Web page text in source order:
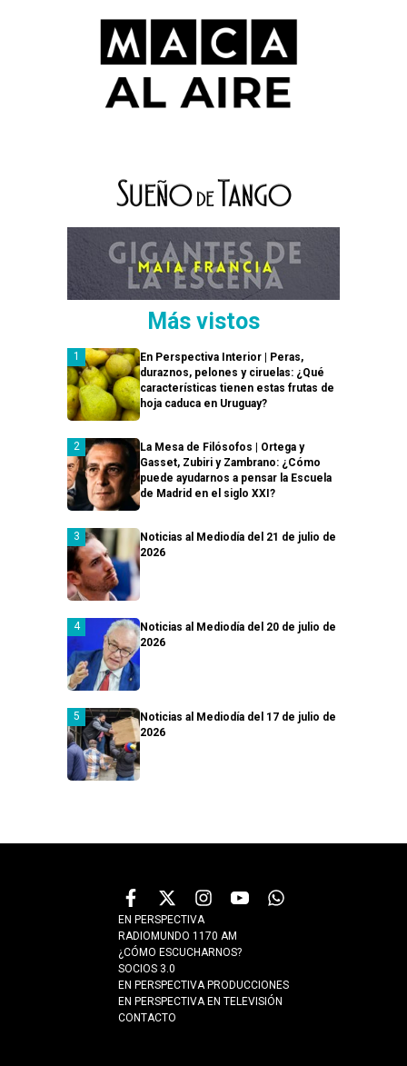
Más vistos
En Perspectiva Interior | Peras,
duraznos, pelones y ciruelas: ¿Qué
características tienen estas frutas de
hoja caduca en Uruguay?
La Mesa de Filósofos | Ortega y
Gasset, Zubiri y Zambrano: ¿Cómo
puede ayudarnos a pensar la Escuela
de Madrid en el siglo XXI?
Noticias al Mediodía del 21 de julio de
2026
Noticias al Mediodía del 20 de julio de
2026
Noticias al Mediodía del 17 de julio de
2026
EN PERSPECTIVA
RADIOMUNDO 1170 AM
¿CÓMO ESCUCHARNOS?
SOCIOS 3.0
EN PERSPECTIVA PRODUCCIONES
EN PERSPECTIVA EN TELEVISIÓN
CONTACTO